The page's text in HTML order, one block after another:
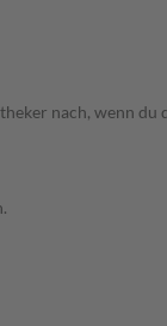
nach, wenn du